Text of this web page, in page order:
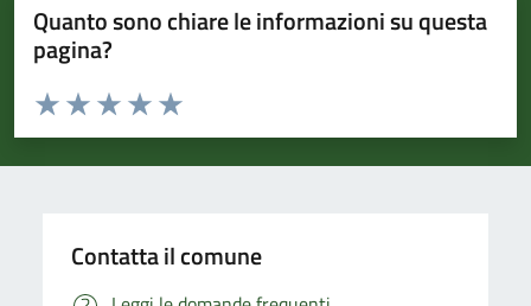
Quanto sono chiare le informazioni su questa
pagina?
Valuta da 1 a 5 stelle la pagina
Valuta 5 stelle su 5
Valuta 4 stelle su 5
Valuta 3 stelle su 5
Valuta 2 stelle su 5
Valuta 1 stelle su 5
Contatta il comune